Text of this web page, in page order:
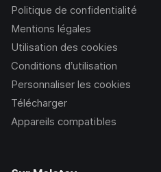
Politique de confidentialité
Mentions légales
Utilisation des cookies
Conditions d’utilisation
Personnaliser les cookies
Télécharger
Appareils compatibles